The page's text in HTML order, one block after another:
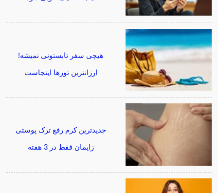
هیچی سفر تابستونی نمیشه!
ارزانترین تورها اینجاست
جدیدترین کرم رفع ترک پوستی
زایمان فقط در 3 هفته